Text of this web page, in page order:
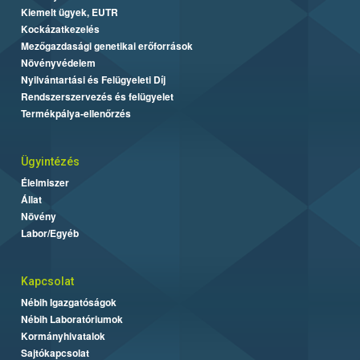
Kiemelt ügyek, EUTR
Kockázatkezelés
Mezőgazdasági genetikai erőforrások
Növényvédelem
Nyilvántartási és Felügyeleti Díj
Rendszerszervezés és felügyelet
Termékpálya-ellenőrzés
Ügyintézés
Élelmiszer
Állat
Növény
Labor/Egyéb
Kapcsolat
Nébih Igazgatóságok
Nébih Laboratóriumok
Kormányhivatalok
Sajtókapcsolat